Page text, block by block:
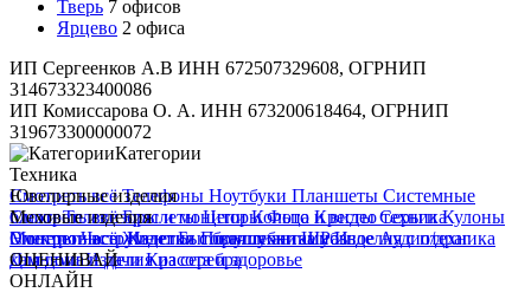
Тверь 7 офисов
Ярцево 2 офиса
ИП Сергеенков А.В ИНН 672507329608, ОГРНИП
314673323400086
ИП Комиссарова О. А. ИНН 673200618464, ОГРНИП
319673300000072
Категории
Техника
Смотреть всёТелефоны Ноутбуки Планшеты Системные
блокиТелевизоры и мониторыФото и видео техника
ЭлектроинструментБытовая техникаРазноеАудиотехника
Для дома и дачиКрасота и здоровье
Ювелирные изделия
Смотреть всёБраслетыЦепиКольца КрестыСерьгиКулоны
МонетыЧасыИзделия с бриллиантамиИзделия с п/драг
камнямиИзделия из серебра
Меховые изделия
Смотреть всёЖилеткиПолушубкиШубы
ОЦЕНИВАЙ
ОНЛАЙН